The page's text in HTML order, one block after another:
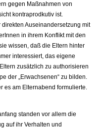
gegen Maßnahmen von
kontraprodkutiv ist.
Auseinandersetzung mit
in ihrem Konflikt mit den
wissen, daß die Eltern hinter
interessiert, das eigene
zusätzlich zu authorisieren
der „Erwachsenen“ zu bilden.
es am Elternabend formulierte.
standen vor allem die
auf ihr Verhalten und